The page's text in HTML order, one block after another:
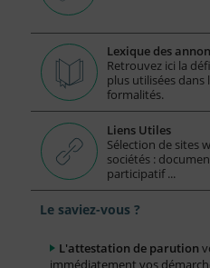
Lexique des
Retrouvez ici la
plus utilisées dans
formalités.
Liens Utiles
Sélection de sites
sociétés :
participatif ...
Le saviez-vous ?
L'attestation de parution
immédiatement vos